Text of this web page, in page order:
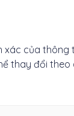
xác của thông
thay đổi